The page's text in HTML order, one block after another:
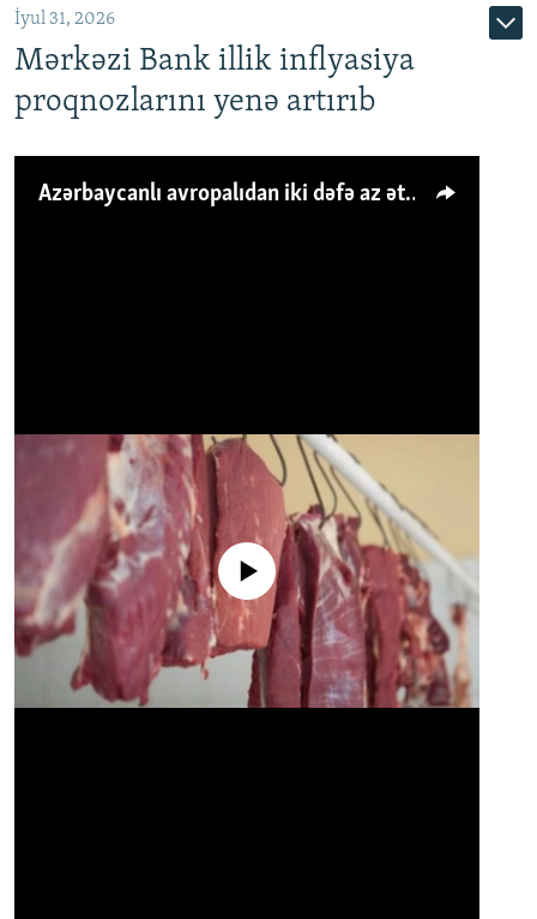
İyul 31, 2026
Mərkəzi Bank illik inflyasiya
proqnozlarını yenə artırıb
Azərbaycanlı avropalıdan iki dəfə az ət yeyir, amma... 'Qiymət artımı qaçılmazdır'
No media source currently available